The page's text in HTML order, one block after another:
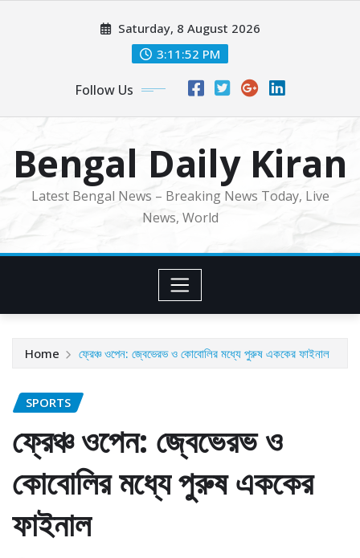
Saturday, 8 August 2026
3:11:54 PM
Follow Us
Bengal Daily Kiran
Latest Bengal News – Breaking News Today, Live
News, World
Home ফ্রেঞ্চ ওপেন: জ্বেভেরভ ও কোবোলির মধ্যে পুরুষ এককের ফাইনাল
SPORTS
ফ্রেঞ্চ ওপেন: জ্বেভেরভ ও
কোবোলির মধ্যে পুরুষ এককের
ফাইনাল